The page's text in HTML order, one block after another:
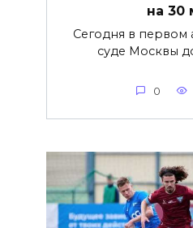
на 30
Сегодня в первом
суде Москвы
0